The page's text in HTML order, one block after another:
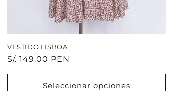
VESTIDO LISBOA
Precio
S/. 149.00 PEN
Seleccionar opciones